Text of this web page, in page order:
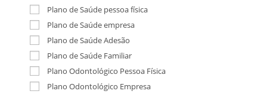
Plano de Saúde pessoa física
Plano de Saúde empresa
Plano de Saúde Adesão
Plano de Saúde Familiar
Plano Odontológico Pessoa Física
Plano Odontológico Empresa